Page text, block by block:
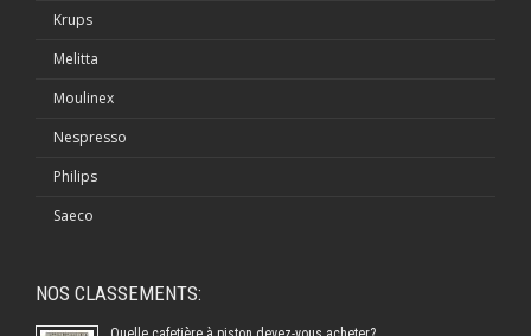
Krups
Melitta
Moulinex
Nespresso
Philips
Saeco
NOS CLASSEMENTS: